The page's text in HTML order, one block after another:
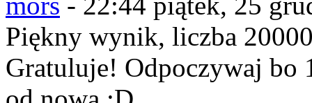
Piękny wynik, liczba
Gratuluje! Odpoczywaj bo